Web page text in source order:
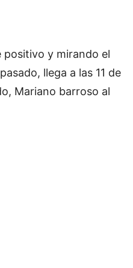
positivo y mirando el
llega a las 11 de
Mariano barroso al